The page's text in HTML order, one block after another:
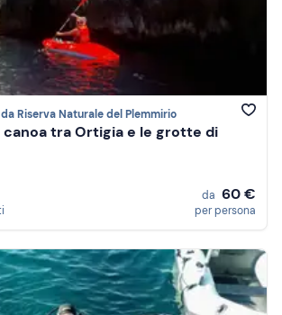
Riserva Naturale del Plemmirio
canoa tra Ortigia e le grotte di
da 60 €
per persona